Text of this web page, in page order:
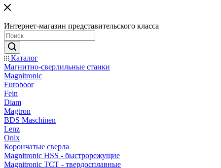
Интернет-магазин представительского класса
Каталог
Магнитно-сверлильные станки
Magnitronic
Euroboor
Fein
Diam
Magtron
BDS Maschinen
Lenz
Onix
Корончатые сверла
Magnitronic HSS - быстрорежущие
Magnitronic TCT - твердосплавные